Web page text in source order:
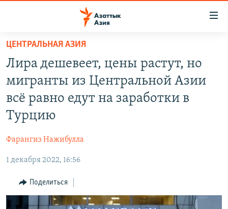
Вернуться
основному
содержанию
Вернутся
главной
Вернутся
КАЗАХСТАН
НОВОСТИ
ВОЙНА В УКРАИНЕ
НА ДРУГИХ ЯЗЫКАХ
ЎЗБЕКЧА
ТОҶИКӢ
TÜRKMENÇE
ПОДПИШИТЕСЬ НА НАС В СОЦСЕТЯХ
Все сайты РСЕ/РС
ЦЕНТРАЛЬНАЯ АЗИЯ
Лира дешевеет, цены растут, но
мигранты из Центральной Азии
всё равно едут на заработки в
Турцию
Фарангиз Нажибулла
1 декабря 2022, 16:56
Поделиться